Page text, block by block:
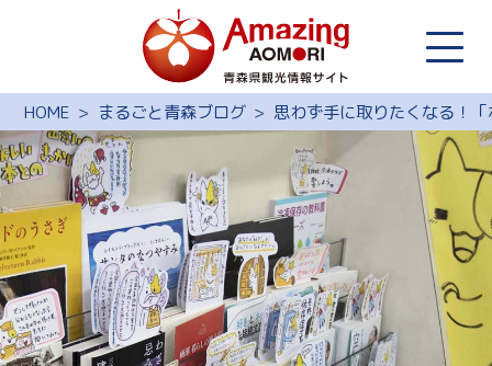
HOME まるごと青森ブログ 思わず手に取りたくなる！